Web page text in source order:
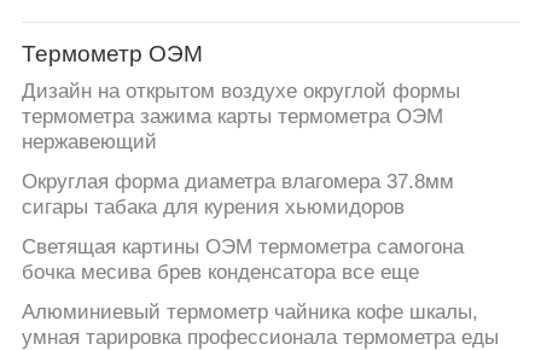
Термометр ОЭМ
Дизайн на открытом воздухе округлой формы
термометра зажима карты термометра ОЭМ
нержавеющий
Округлая форма диаметра влагомера 37.8мм
сигары табака для курения хьюмидоров
Светящая картины ОЭМ термометра самогона
бочка месива брев конденсатора все еще
Алюминиевый термометр чайника кофе шкалы,
умная тарировка профессионала термометра еды